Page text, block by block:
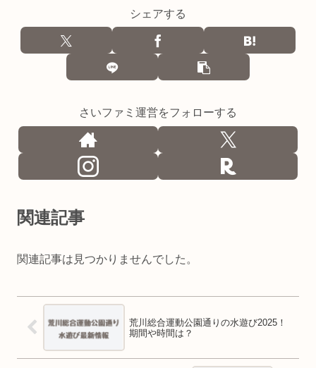
シェアする
さいファミ運営をフォローする
関連記事
関連記事は見つかりませんでした。
荒川総合運動公園通りの水遊び2025！
期間や時間は？